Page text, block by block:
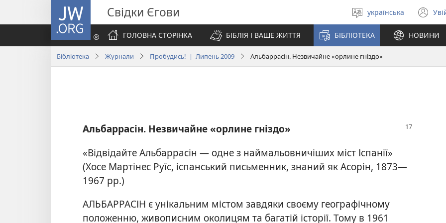
JW.ORG Свідки Єгови
Вибрати
мову
українська
у
ГОЛОВНА СТОРІНКА
БІБЛІЯ І ВАШЕ ЖИТТЯ БІБЛІОТЕКА НОВИНИ
Бібліотека Журнали Пробудись! | Липень 2009 Альбаррасін. Незвичайне «орлине гніздо»
Альбаррасін. Незвичайне «орлине гніздо»
«Відвідайте Альбаррасін — одне з наймальовничіших міст Іспанії»
(Хосе Мартінес Руїс, іспанський письменник, знаний як Асорін, 1873—
1967 рр.)
АЛЬБАРРАСІН є унікальним містом завдяки своєму географічному
положенню, живописним околицям та багатій історії. Тому в 1961